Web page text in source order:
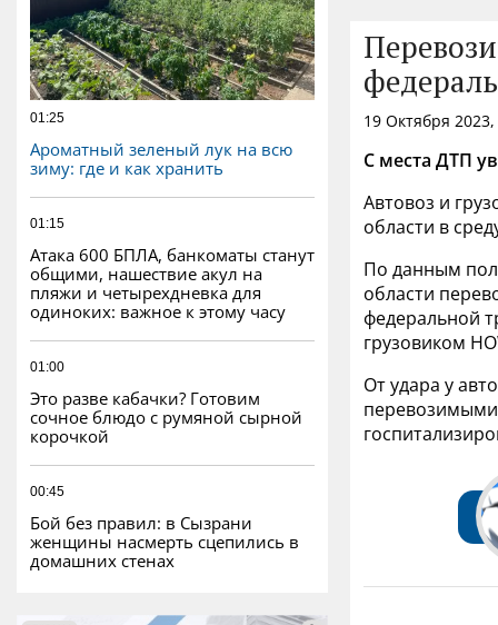
01:25
Ароматный зеленый лук на всю
зиму: где и как хранить
01:15
Атака 600 БПЛА, банкоматы станут
общими, нашествие акул на
пляжи и четырехдневка для
одиноких: важное к этому часу
01:00
Это разве кабачки? Готовим
сочное блюдо с румяной сырной
корочкой
00:45
Бой без правил: в Сызрани
женщины насмерть сцепились в
домашних стенах
19 Октября
С места ДТП
Автовоз и
области в
По данным
области
федеральной
грузовиком
От удара у
перевозимыми